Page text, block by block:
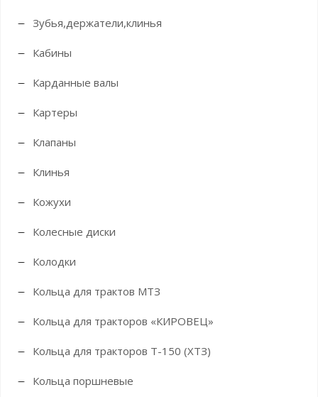
Зубья,держатели,клинья
Кабины
Карданные валы
Картеры
Клапаны
Клинья
Кожухи
Колесные диски
Колодки
Кольца для трактов МТЗ
Кольца для тракторов «КИРОВЕЦ»
Кольца для тракторов Т-150 (ХТЗ)
Кольца поршневые